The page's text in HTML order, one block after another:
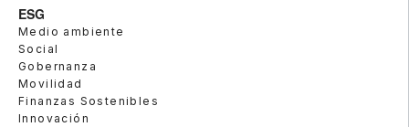
ESG
Medio ambiente
Social
Gobernanza
Movilidad
Finanzas Sostenibles
Innovación